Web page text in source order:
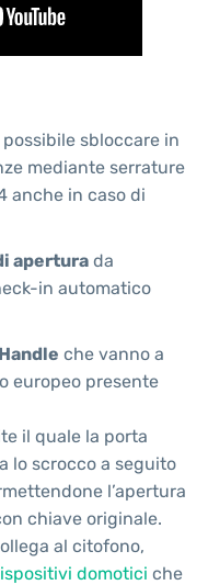
sbloccare in
mediante serrature
anche in caso di
apertura da
in automatico
che vanno a
europeo presente
il quale la porta
lo scrocco a seguito
l’apertura
chiave originale.
al citofono,
domotici che